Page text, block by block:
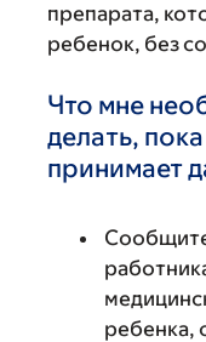
препарата,
ребенок, без
Что мне
делать,
принимает
ребенка,